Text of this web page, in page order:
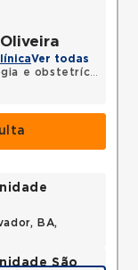
Ver todas
e obstetrícia
BA,
São